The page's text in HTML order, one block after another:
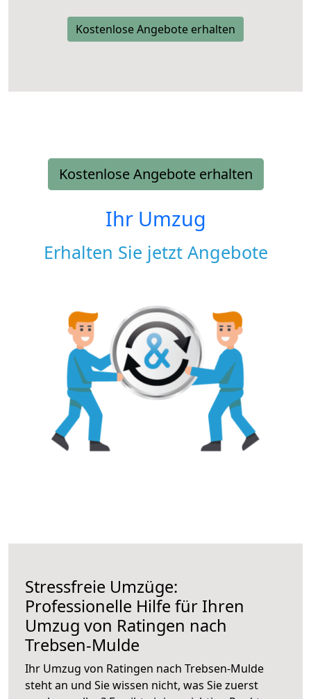
Kostenlose Angebote erhalten
Kostenlose Angebote erhalten
Ihr Umzug
Erhalten Sie jetzt Angebote
Stressfreie Umzüge:
Professionelle Hilfe für Ihren
Umzug von Ratingen nach
Trebsen-Mulde
Ihr Umzug von Ratingen nach Trebsen-Mulde
steht an und Sie wissen nicht, was Sie zuerst